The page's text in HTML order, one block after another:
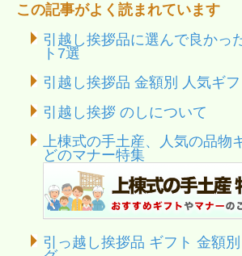
この記事がよく読まれています
引越し挨拶品に選んで良かっ
ト7選
引越し挨拶品 金額別 人気ギ
引越し挨拶 のしについて
上棟式の手土産、人気の品物
どのマナー特集
引っ越し挨拶品 ギフト 金額